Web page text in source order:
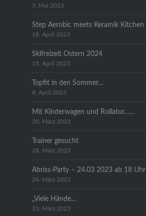
3. Mai 2023
Step Aerobic meets Keramik Kitchen
18. April 2023
Skifreizeit Ostern 2024
15. April 2023
Topfit in den Sommer…
8. April 2023
Mit Kinderwagen und Rollator……
30. März 2023
Trainer gesucht
28. März 2023
Abriss-Party – 24.03 2023 ab 18 Uhr
24. März 2023
„Viele Hände…
23. März 2023